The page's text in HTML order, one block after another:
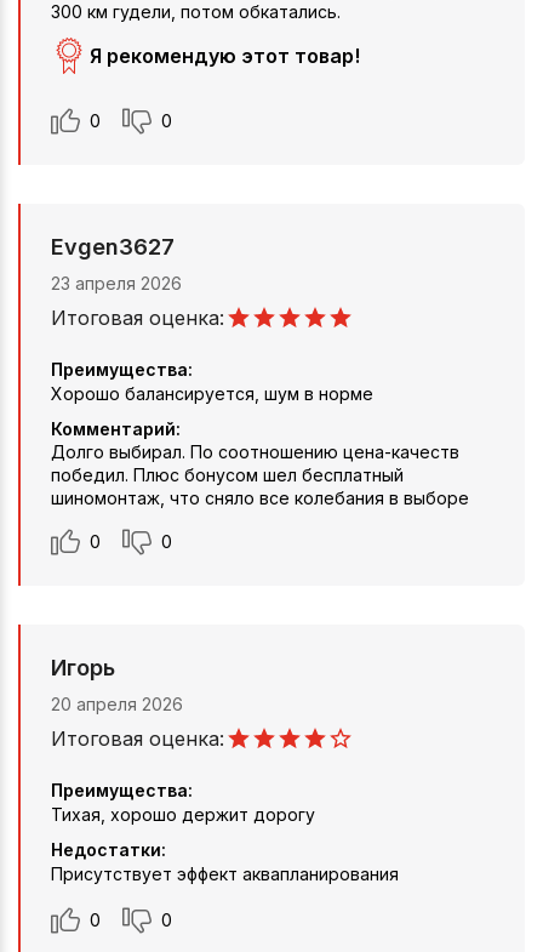
300 км гудели, потом обкатались.
Я рекомендую этот товар!
0 0
Evgen3627
23 апреля 2026
Итоговая оценка:
Преимущества:
Хорошо балансируется, шум в норме
Комментарий:
Долго выбирал. По соотношению цена-качеств
победил. Плюс бонусом шел бесплатный
шиномонтаж, что сняло все колебания в выборе
0 0
Игорь
20 апреля 2026
Итоговая оценка:
Преимущества:
Тихая, хорошо держит дорогу
Недостатки:
Присутствует эффект аквапланирования
0 0